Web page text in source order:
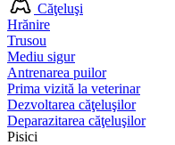
Căţeluşi
Hrănire
Trusou
Mediu sigur
Antrenarea puilor
Prima vizită la veterinar
Dezvoltarea căţeluşilor
Deparazitarea căţeluşilor
Pisici